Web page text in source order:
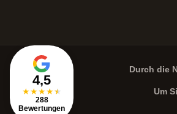
4,5
★★★★★
288
Bewertungen
Durch die
Um